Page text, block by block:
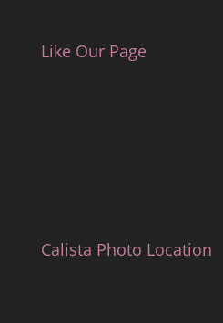
Like Our Page
Calista Photo Location